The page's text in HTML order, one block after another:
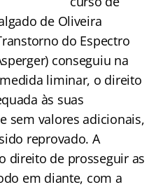
de Oliveira
do Espectro
conseguiu na
liminar, o direito
às suas
sem valores adicionais,
reprovado. A
direito de prosseguir as
em diante, com a